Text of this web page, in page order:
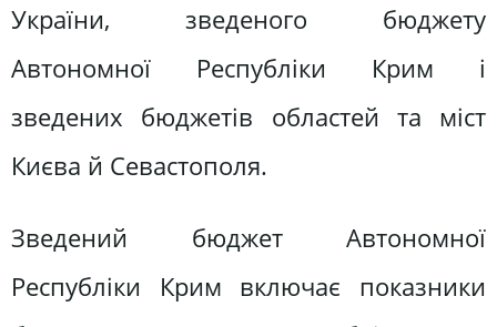
України, зведеного бюджету
Автономної Республіки Крим і
зведених бюджетів областей та міст
Києва й Севастополя.
Зведений бюджет Автономної
Республіки Крим включає показники